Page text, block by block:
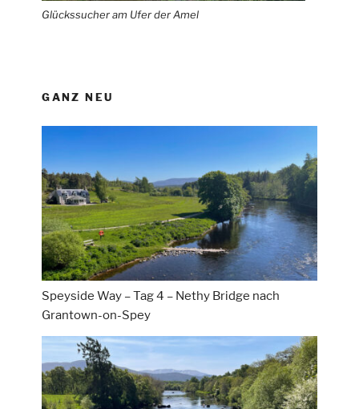
Glückssucher am Ufer der Amel
GANZ NEU
Speyside Way – Tag 4 – Nethy Bridge nach
Grantown-on-Spey